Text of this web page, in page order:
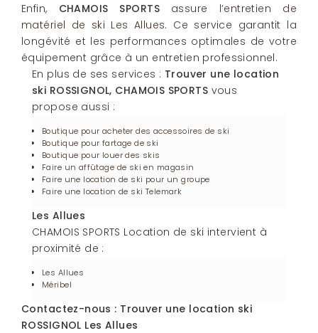
Enfin, CHAMOIS SPORTS assure l’entretien de
matériel de ski Les Allues. Ce service garantit la
longévité et les performances optimales de votre
équipement grâce à un entretien professionnel.
En plus de ses services : Trouver une location
ski ROSSIGNOL, CHAMOIS SPORTS vous
propose aussi :
Boutique pour acheter des accessoires de ski
Boutique pour fartage de ski
Boutique pour louer des skis
Faire un affûtage de ski en magasin
Faire une location de ski pour un groupe
Faire une location de ski Telemark
Les Allues
CHAMOIS SPORTS Location de ski intervient à
proximité de :
Les Allues
Méribel
Contactez-nous : Trouver une location ski
ROSSIGNOL Les Allues